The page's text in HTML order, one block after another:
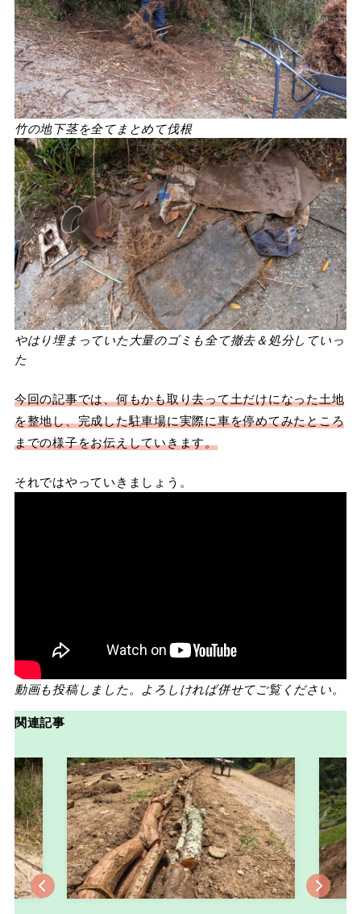
竹の地下茎を全てまとめて伐根
やはり埋まっていた大量のゴミも全て撤去＆処分していっ
た
今回の記事では、何もかも取り去って土だけになった土地
を整地し、完成した駐車場に実際に車を停めてみたところ
までの様子をお伝えしていきます。
それではやっていきましょう。
動画も投稿しました。よろしければ併せてご覧ください。
関連記事
Previous